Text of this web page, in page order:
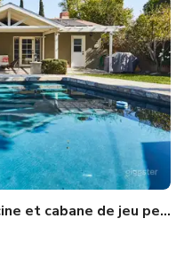
Maison bungalow avec piscine et cabane de jeu personnalisée